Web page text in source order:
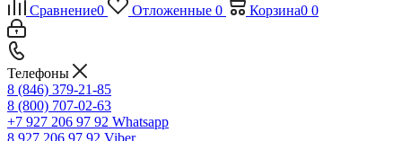
Сравнение0 Отложенные 0 Корзина0 0
Телефоны
8 (846) 379-21-85
8 (800) 707-02-63
+7 927 206 97 92 Whatsapp
8 927 206 97 92 Viber